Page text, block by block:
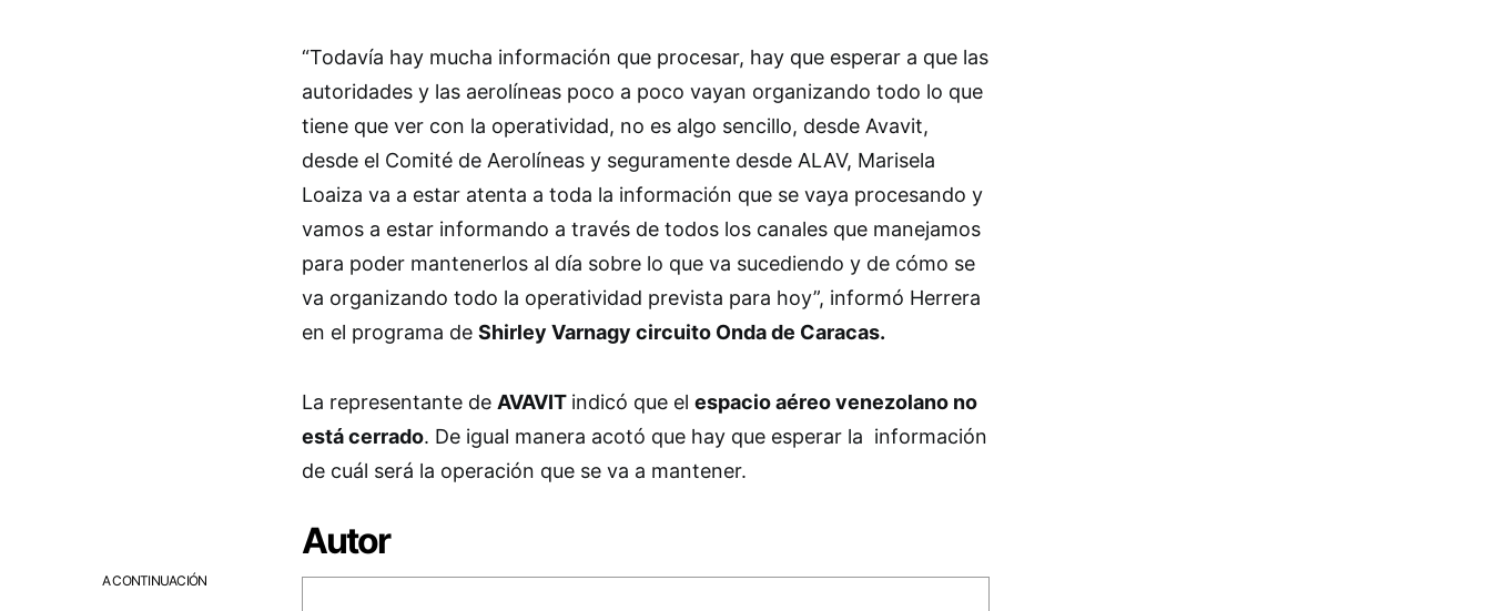
A CONTINUACIÓN
“Todavía hay mucha información que procesar, hay que esperar a que las
autoridades y las aerolíneas poco a poco vayan organizando todo lo que
tiene que ver con la operatividad, no es algo sencillo, desde Avavit,
desde el Comité de Aerolíneas y seguramente desde ALAV, Marisela
Loaiza va a estar atenta a toda la información que se vaya procesando y
vamos a estar informando a través de todos los canales que manejamos
para poder mantenerlos al día sobre lo que va sucediendo y de cómo se
va organizando todo la operatividad prevista para hoy”, informó Herrera
en el programa de Shirley Varnagy circuito Onda de Caracas.
La representante de AVAVIT indicó que el espacio aéreo venezolano no
está cerrado. De igual manera acotó que hay que esperar la información
de cuál será la operación que se va a mantener.
Autor